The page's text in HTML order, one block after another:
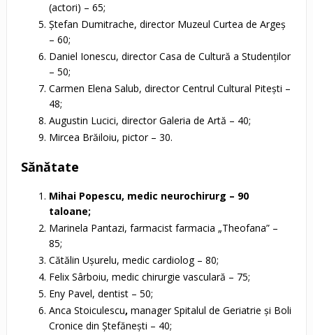
(actori) – 65;
Ştefan Dumitrache, director Muzeul Curtea de Argeş
– 60;
Daniel Ionescu, director Casa de Cultură a Studenţilor
– 50;
Carmen Elena Salub, director Centrul Cultural Piteşti –
48;
Augustin Lucici, director Galeria de Artă – 40;
Mircea Brăiloiu, pictor – 30.
Sănătate
Mihai Popescu, medic neurochirurg – 90
taloane;
Marinela Pantazi, farmacist farmacia „Theofana” –
85;
Cătălin Uşurelu, medic cardiolog – 80;
Felix Sârboiu, medic chirurgie vasculară – 75;
Eny Pavel, dentist – 50;
Anca Stoiculescu, manager Spitalul de Geriatrie şi Boli
Cronice din Ştefăneşti – 40;